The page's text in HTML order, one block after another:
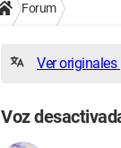
Forum
Ver originales
Voz